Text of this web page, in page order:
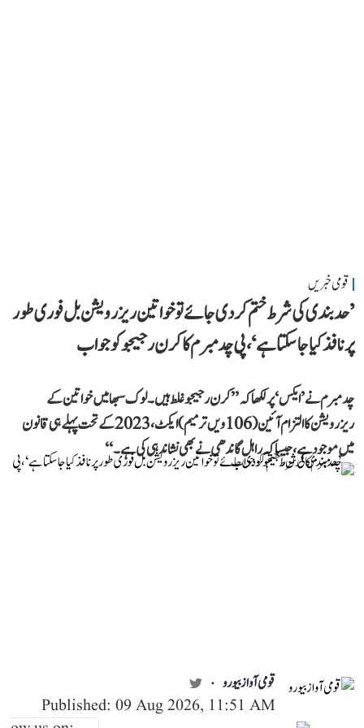
قومی خبریں
’حد بندی کی شرط ختم کر دی جائے تو خواتین ریزرویشن بل فوری طور
پر نافذ کیا جا سکتا ہے‘، پی چدمبرم کا کرن رجیجو کو جواب
چدمبرم نے ’ایکس‘ پر لکھا کہ ’’کرن رجیجو غلط ہیں۔ لوک سبھا میں خواتین کے
ریزرویشن کا التزام آئین (106ویں ترمیم) ایکٹ، 2023 کے تحت پہلے ہی قانون
میں موجود ہے، جیسا کہ راہل گاندھی نے بھی نشاندہی کی ہے۔‘‘
قومی آواز بیورو
Published: 09 Aug 2026, 11:51 AM